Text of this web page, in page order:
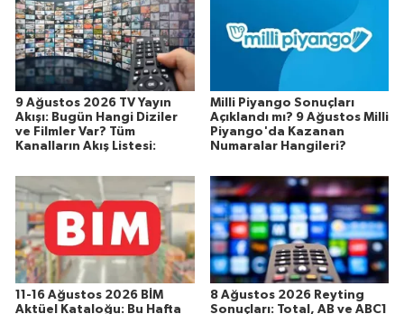
9 Ağustos 2026 TV Yayın
Akışı: Bugün Hangi Diziler
ve Filmler Var? Tüm
Kanalların Akış Listesi:
Milli Piyango Sonuçları
Açıklandı mı? 9 Ağustos Milli
Piyango'da Kazanan
Numaralar Hangileri?
11-16 Ağustos 2026 BİM
Aktüel Kataloğu: Bu Hafta
8 Ağustos 2026 Reyting
Sonuçları: Total, AB ve ABC1